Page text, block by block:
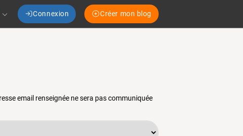
Connexion Créer mon blog
email renseignée ne sera pas communiquée